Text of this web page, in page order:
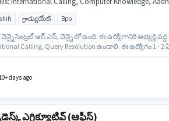
గ్రాడ్యుయేట్ Bpo
సెంట్రల్ ఆర్.ఎస్, చెన్నై లో ఉంది. ఈ ఉద్యోగానికి అభ్యర్థి వద్ద
Calling, Query Resolution ఉండాలి. ఈ ఉద్యోగం 1 -
ఉన్నాయి. ఈ ఉద్యోగానికి ముఖ్యమైన డాక్యుమెంట్లు Aadhar
days ago
ఎగ్జిక్యూటివ్ (ఆఫీస్)